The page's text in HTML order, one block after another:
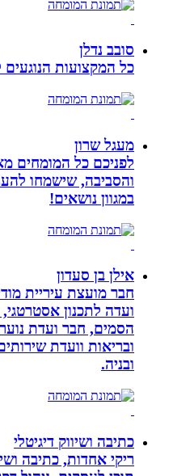
סובב נדלן
כל המקצועות הנוגעים לבית
מעגל שרון
לפניכם כל המומחים
והסביבה, שישמחו להעניק
במגוון נושאים!
אילן בן סעדון
חבר מועצת עיריית
ועדה לתכנון אסטרטגי,
הסמים, חבר ועדת נוער,
ובריאות וועדת שירותים
כתיבה ושיווק דיגיטלי
ריקי אחדות, כתיבה ושיווק